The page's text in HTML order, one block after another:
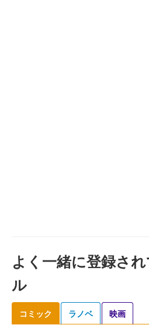
よく一緒に登録さ
ル
コミック ラノベ 映画